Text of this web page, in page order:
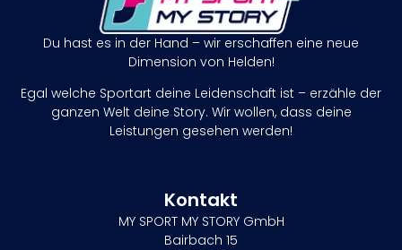
Du hast es in der Hand – wir erschaffen eine neue
Dimension von Helden!
Egal welche Sportart deine Leidenschaft ist – erzähle der
ganzen Welt deine Story. Wir wollen, dass deine
Leistungen gesehen werden!
Kontakt
MY SPORT MY STORY GmbH
Bairbach 15